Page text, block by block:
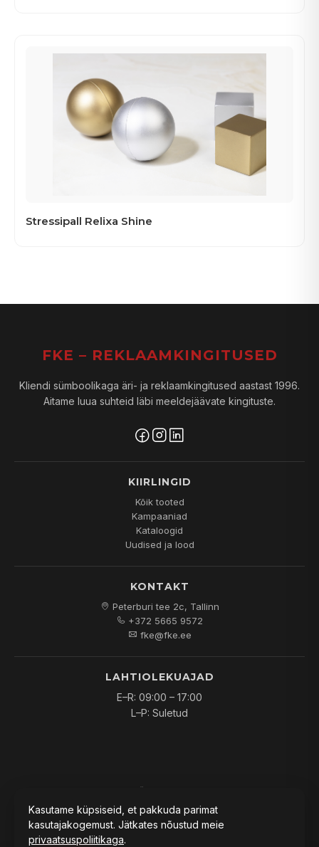
Stressipall Relixa Shine
FKE – REKLAAMKINGITUSED
Kliendi sümboolikaga äri- ja reklaamkingitused aastast 1996.
Aitame luua suhteid läbi meeldejäävate kingituste.
KIIRLINGID
Kõik tooted
Kampaaniad
Kataloogid
Uudised ja lood
KONTAKT
Peterburi tee 2c, Tallinn
+372 5665 9572
fke@fke.ee
LAHTIOLEKUAJAD
E–R: 09:00 – 17:00
L–P: Suletud
Kasutame küpsiseid, et pakkuda parimat
kasutajakogemust. Jätkates nõustud meie
privaatsuspoliitikaga.